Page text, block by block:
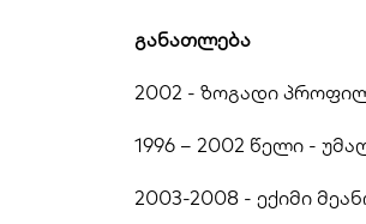
განათლება
2002 - ზოგადი
1996 – 2002 წელი -
2003-2008 - ექიმი